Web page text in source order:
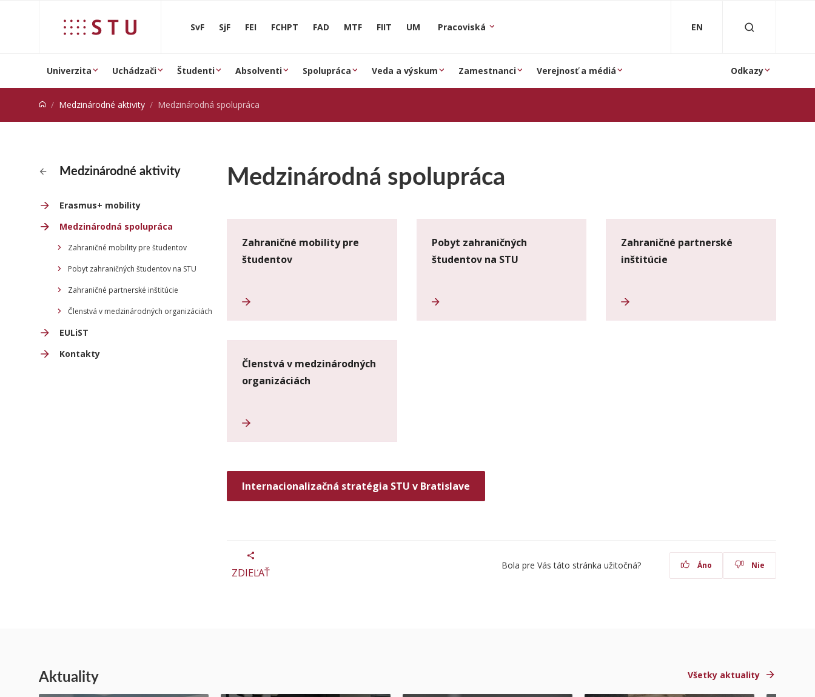
SvF SjF FEI FCHPT FAD MTF FIIT UM Pracoviská EN
Univerzita Uchádzači Študenti Absolventi Spolupráca Veda a výskum Zamestnanci Verejnosť a médiá Odkazy
Medzinárodné aktivity Medzinárodná spolupráca
Medzinárodné aktivity
Erasmus+ mobility
Medzinárodná spolupráca
Zahraničné mobility pre študentov
Pobyt zahraničných študentov na STU
Zahraničné partnerské inštitúcie
Členstvá v medzinárodných organizáciách
EULiST
Kontakty
Medzinárodná spolupráca
Zahraničné mobility pre
študentov
Pobyt zahraničných
študentov na STU
Zahraničné partnerské
inštitúcie
Členstvá v medzinárodných
organizáciách
Internacionalizačná stratégia STU v Bratislave
ZDIEĽAŤ
Bola pre Vás táto stránka užitočná? Áno Nie
Aktuality Všetky aktuality